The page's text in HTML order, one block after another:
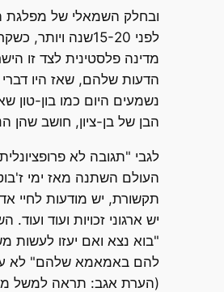
ובחלק השמאלי של מפלגת
לפני 15-20שנה ויותר, כשקראו
מדינה פלסטינית לצד זו
הדעות שלהם, שאז היו דברי
נשמעים היום כמו בון-טון שאפילו
הבן של בן-ציון, חושב שהן
לגבי "תגובה לא פרופציונלית" –
העולם השתנה מאז ימי
תקשורת, יש מודעות לחיי אדם,
יש ארגוני זכויות ועוד ועוד.
"בוא נצא ואם יעזו לעשות משהו
להם באמאמא שלהם" לא עובדת
(הערת אגב: תראה למשל מה